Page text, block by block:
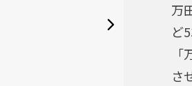
万
ど
さ